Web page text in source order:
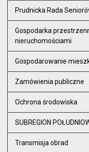
Prudnicka Rada
Gospodarka
nieruchomościami
Gospodarowanie
Zamówienia publiczne
Ochrona środowiska
SUBREGION
Transmisja obrad